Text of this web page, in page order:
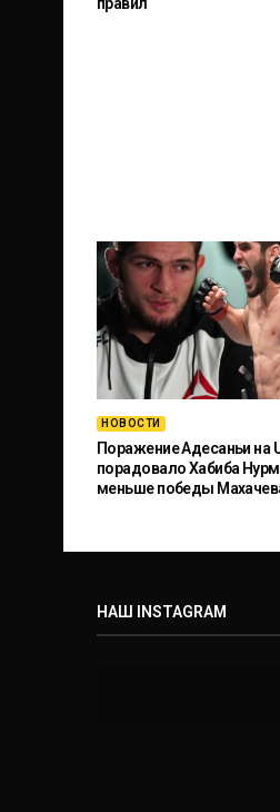
НОВОСТИ
Поражение Адесаньи на
порадовало Хабиба
меньше победы
НАШ INSTAGRAM